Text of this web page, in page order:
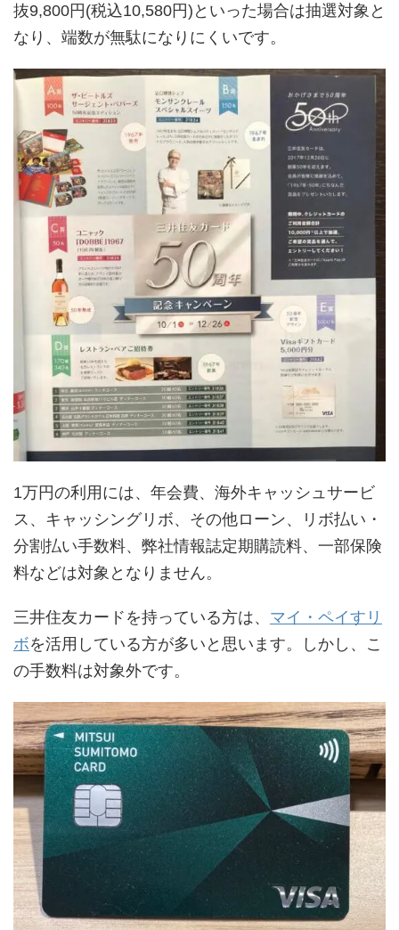
抜9,800円(税込10,580円)といった場合は抽選対象と
なり、端数が無駄になりにくいです。
1万円の利用には、年会費、海外キャッシュサービ
ス、キャッシングリボ、その他ローン、リボ払い・
分割払い手数料、弊社情報誌定期購読料、一部保険
料などは対象となりません。
三井住友カードを持っている方は、 マイ・ペイすリ
ボを活用している方が多いと思います。しかし、こ
の手数料は対象外です。